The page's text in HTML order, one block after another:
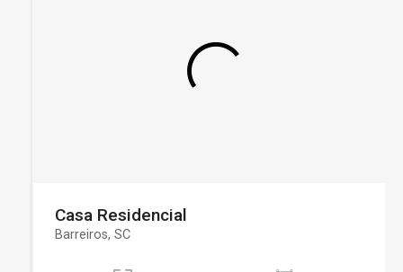
Casa Residencial
Barreiros, SC